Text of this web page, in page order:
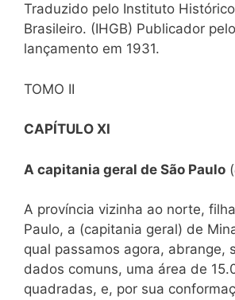
Traduzido pelo Instituto
Brasileiro. (IHGB) Publicador
lançamento em 1931.
TOMO II
CAPÍTULO XI
A capitania geral de São Paulo (
A província vizinha ao norte,
Paulo, a (capitania geral) de
qual passamos agora, abrange,
dados comuns, uma área de
quadradas, e, por sua